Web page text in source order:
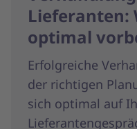
Lieferanten:
optimal
Erfolgreiche
der richtigen
sich optimal auf